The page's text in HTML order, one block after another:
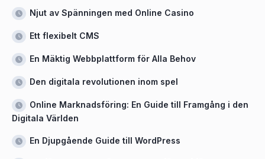
Njut av Spänningen med Online Casino
Ett flexibelt CMS
En Mäktig Webbplattform för Alla Behov
Den digitala revolutionen inom spel
Online Marknadsföring: En Guide till Framgång i den
Digitala Världen
En Djupgående Guide till WordPress